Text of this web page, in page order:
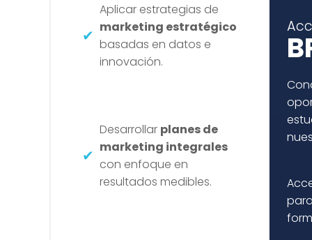
Aplicar estrategias de
marketing estratégico
basadas en datos e
innovación.
Desarrollar planes de
marketing integrales
con enfoque en
resultados medibles.